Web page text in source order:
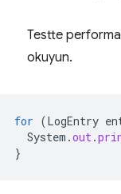
Testte
okuyun.
for (LogEntry
System .out.
}